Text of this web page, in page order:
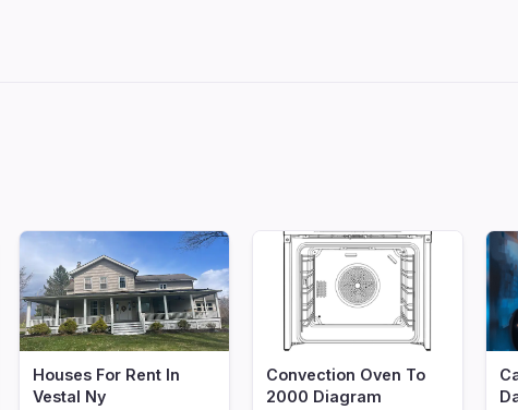
Houses For Rent In
Vestal Ny
Convection Oven To
2000 Diagram